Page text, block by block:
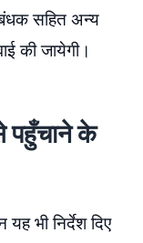
सहित अन्य
की जायेगी।
पहुँचाने के
भी निर्देश दिए